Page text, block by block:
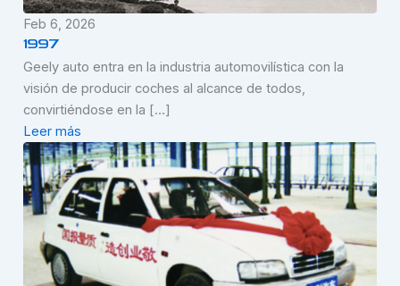
Feb 6, 2026
1997
Geely auto entra en la industria automovilística con la
visión de producir coches al alcance de todos,
convirtiéndose en la […]
Leer más